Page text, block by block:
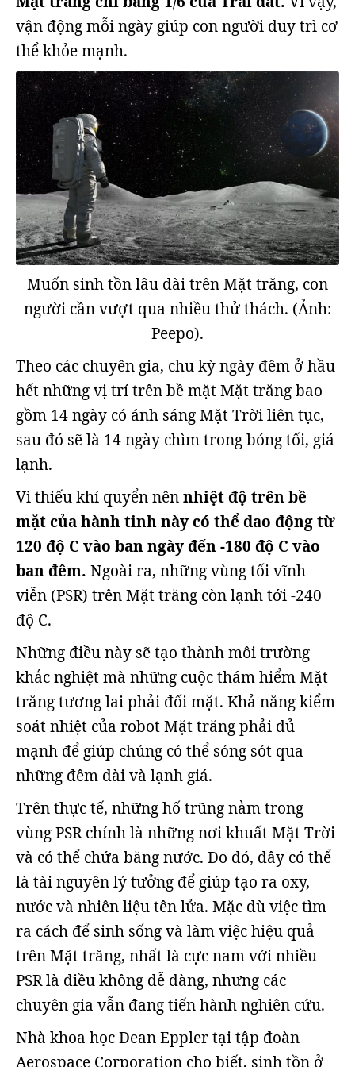
vận động mỗi ngày giúp con người duy trì cơ
thể khỏe mạnh.
Muốn sinh tồn lâu dài trên Mặt trăng, con
người cần vượt qua nhiều thử thách. (Ảnh:
Peepo).
Theo các chuyên gia, chu kỳ ngày đêm ở hầu
hết những vị trí trên bề mặt Mặt trăng bao
gồm 14 ngày có ánh sáng Mặt Trời liên tục,
sau đó sẽ là 14 ngày chìm trong bóng tối, giá
lạnh.
Vì thiếu khí quyển nênnhiệt độ trên bề
mặt của hành tinh này có thể dao động từ
120 độ C vào ban ngày đến -180 độ C vào
ban đêm. Ngoài ra, những vùng tối vĩnh
viễn (PSR) trên Mặt trăng còn lạnh tới -240
độ C.
Những điều này sẽ tạo thành môi trường
khắc nghiệt mà những cuộc thám hiểm Mặt
trăng tương lai phải đối mặt. Khả năng kiểm
soát nhiệt của robot Mặt trăng phải đủ
mạnh để giúp chúng có thể sóng sót qua
những đêm dài và lạnh giá.
Trên thực tế, những hố trũng nằm trong
vùng PSR chính là những nơi khuất Mặt Trời
và có thể chứa băng nước. Do đó, đây có thể
là tài nguyên lý tưởng để giúp tạo ra oxy,
nước và nhiên liệu tên lửa. Mặc dù việc tìm
ra cách để sinh sống và làm việc hiệu quả
trên Mặt trăng, nhất là cực nam với nhiều
PSR là điều không dễ dàng, nhưng các
chuyên gia vẫn đang tiến hành nghiên cứu.
Nhà khoa học Dean Eppler tại tập đoàn
Aerospace Corporation cho biết, sinh tồn ở